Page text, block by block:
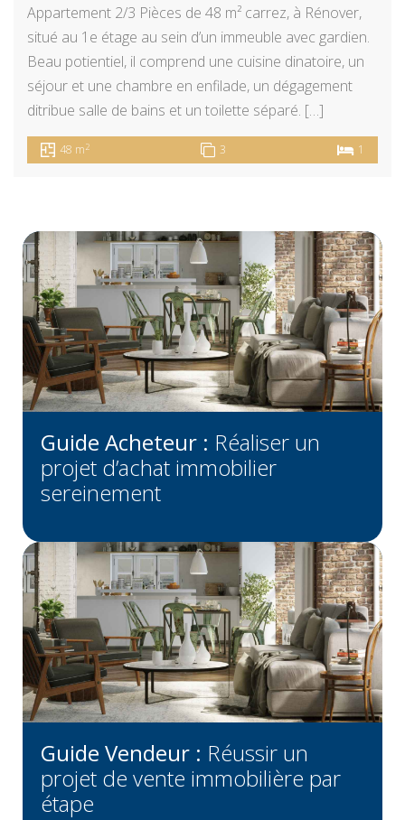
Appartement 2/3 Pièces de 48 m² carrez, à Rénover,
situé au 1e étage au sein d’un immeuble avec gardien.
Beau potientiel, il comprend une cuisine dinatoire, un
séjour et une chambre en enfilade, un dégagement
ditribue salle de bains et un toilette séparé. […]
48 m2 3 1
Guide Acheteur : Réaliser un
projet d’achat immobilier
sereinement
Guide Vendeur : Réussir un
projet de vente immobilière par
étape